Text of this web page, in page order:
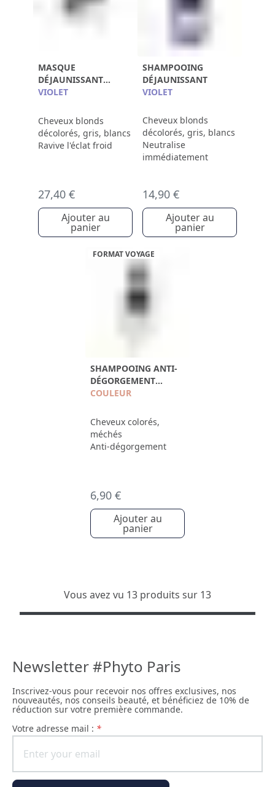
MASQUE
DÉJAUNISSANT
RÉPARATEUR
VIOLET
Cheveux blonds
décolorés, gris, blancs
Ravive l'éclat froid
27,40 €
Ajouter au
panier
SHAMPOOING
DÉJAUNISSANT
VIOLET
Cheveux blonds
décolorés, gris, blancs
Neutralise
immédiatement
14,90 €
Ajouter au
panier
FORMAT VOYAGE
SHAMPOOING ANTI-
DÉGORGEMENT
100ML
COULEUR
Cheveux colorés,
méchés
Anti-dégorgement
6,90 €
Ajouter au
panier
Vous avez vu 13 produits sur 13
Newsletter #Phyto Paris
Inscrivez-vous pour recevoir nos offres exclusives, nos
nouveautés, nos conseils beauté, et bénéficiez de 10% de
réduction sur votre première commande.
Votre adresse mail : *